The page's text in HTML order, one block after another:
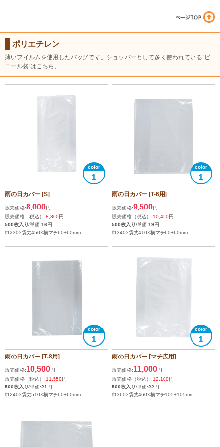
ポリエチレン
薄いフイルムを使用したバッグです。ショッパーとして多く使われている”ビ
ニール袋”はこちら。
1
雨の日カバー [S]
販売価格:8,000円
販売価格（税込）:8,800円
500枚入り/単価:16円
巾230×袋丈450×横マチ60+60mm
1
雨の日カバー [T-6用]
販売価格:9,500円
販売価格（税込）:10,450円
500枚入り/単価:19円
巾340×袋丈410×横マチ60+60mm
1
雨の日カバー [T-8用]
販売価格:10,500円
販売価格（税込）:11,550円
500枚入り/単価:21 円
巾240×袋丈510×横マチ60+60mm
1
雨の日カバー [マチ広用]
販売価格:11,000円
販売価格（税込）:12,100円
500枚入り/単価:22円
巾360×袋丈460×横マチ105+105mm